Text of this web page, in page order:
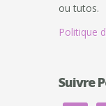
ou tutos.
Politique
Suivre